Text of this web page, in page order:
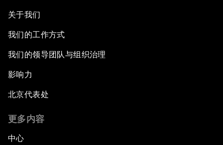
关于我们
我们的工作方式
我们的领导团队与组织治理
影响力
北京代表处
更多内容
中心